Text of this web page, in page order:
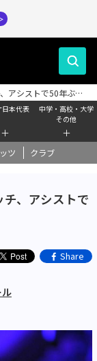
日本代表
＋
中学・高校・大学
その他
＋
ツ クラブ
アシストで50年ぶり
チ、アシストで
Share